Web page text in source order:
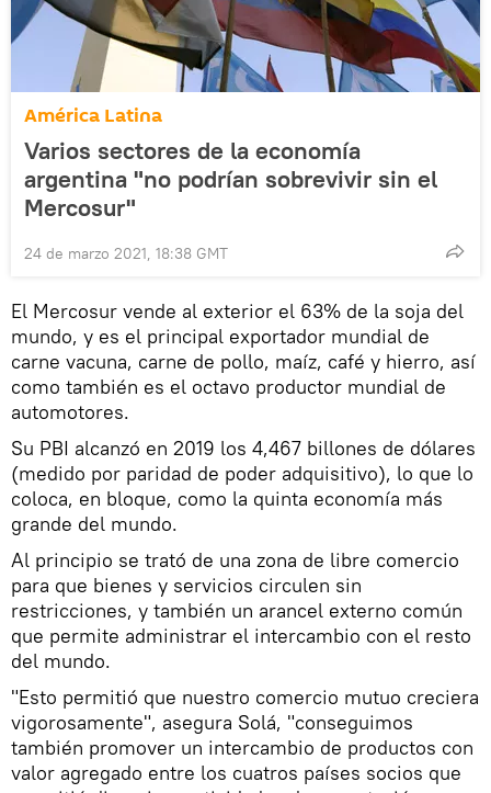
América Latina
Varios sectores de la economía
argentina "no podrían sobrevivir sin el
Mercosur"
24 de marzo 2021, 18:38 GMT
El Mercosur vende al exterior el 63% de la soja del
mundo, y es el principal exportador mundial de
carne vacuna, carne de pollo, maíz, café y hierro, así
como también es el octavo productor mundial de
automotores.
Su PBI alcanzó en 2019 los 4,467 billones de dólares
(medido por paridad de poder adquisitivo), lo que lo
coloca, en bloque, como la quinta economía más
grande del mundo.
Al principio se trató de una zona de libre comercio
para que bienes y servicios circulen sin
restricciones, y también un arancel externo común
que permite administrar el intercambio con el resto
del mundo.
"Esto permitió que nuestro comercio mutuo creciera
vigorosamente", asegura Solá, "conseguimos
también promover un intercambio de productos con
valor agregado entre los cuatros países socios que